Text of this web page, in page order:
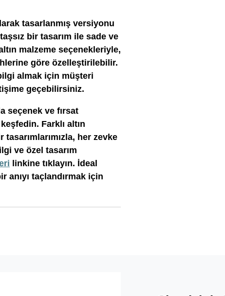
tasarlanmış versiyonu
bir tasarım ile sade ve
malzeme seçenekleriyle,
göre özelleştirilebilir.
almak için müşteri
geçebilirsiniz.
seçenek ve fırsat
Farklı altın
her zevke
ve özel tasarım
linkine tıklayın. İdeal
anıyı taçlandırmak için